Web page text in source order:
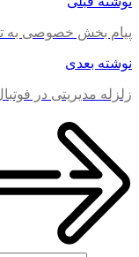
پیام بخش خصوصی به
نوشته بعدی
زلزله مدیریتی در